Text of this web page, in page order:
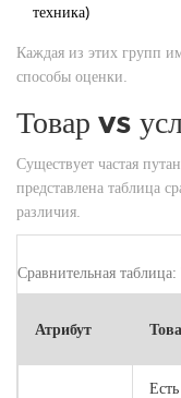
техника)
Каждая из этих групп
способы оценки.
Товар vs
Существует частая
представлена таблица
различия.
Сравнительная
Атрибут
Есть